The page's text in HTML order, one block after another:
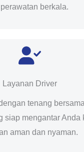
berkala.
Layanan Driver
tenang
siap mengantar Anda
aman dan nyaman.